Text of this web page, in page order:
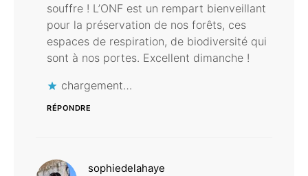
souffre ! L’ONF est un rempart bienveillant
pour la préservation de nos forêts, ces
espaces de respiration, de biodiversité qui
sont à nos portes. Excellent dimanche !
chargement…
RÉPONDRE
sophiedelahaye